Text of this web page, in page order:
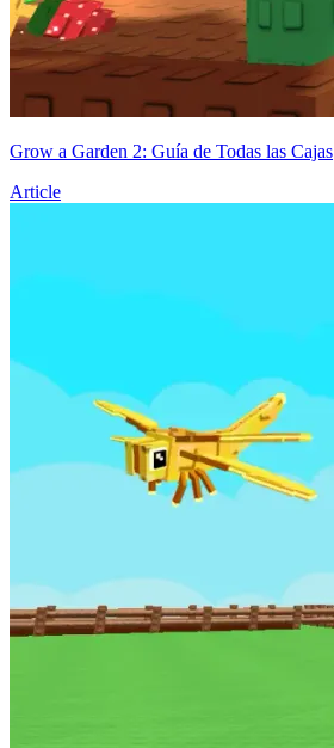
Grow a Garden 2: Guía de Todas las Cajas
Article